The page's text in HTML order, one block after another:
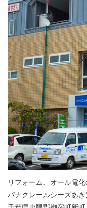
リフォーム、オール電
パナクレールシーズあき